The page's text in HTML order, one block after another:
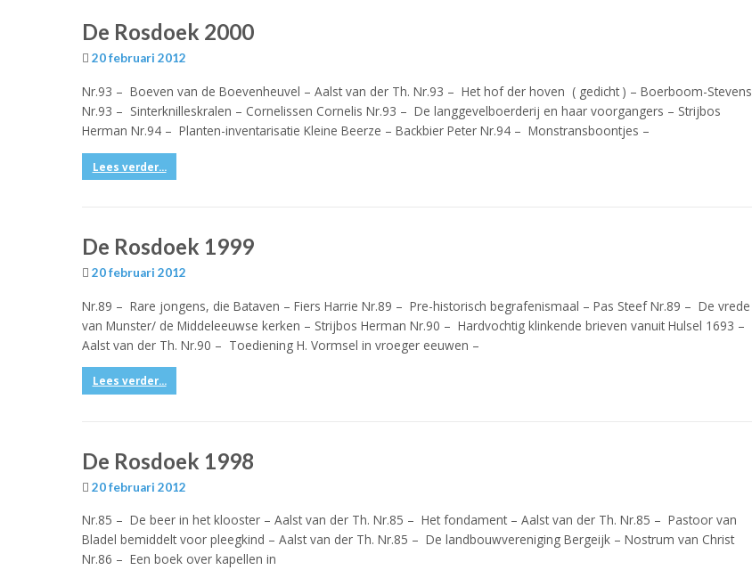
De Rosdoek 2000
20 februari 2012
Nr.93 – Boeven van de Boevenheuvel – Aalst van der Th. Nr.93 – Het hof der hoven ( gedicht ) – Boerboom-Stevens
Nr.93 – Sinterknilleskralen – Cornelissen Cornelis Nr.93 – De langgevelboerderij en haar voorgangers – Strijbos
Herman Nr.94 – Planten-inventarisatie Kleine Beerze – Backbier Peter Nr.94 – Monstransboontjes –
Lees verder...
De Rosdoek 1999
20 februari 2012
Nr.89 – Rare jongens, die Bataven – Fiers Harrie Nr.89 – Pre-historisch begrafenismaal – Pas Steef Nr.89 – De vrede
van Munster/ de Middeleeuwse kerken – Strijbos Herman Nr.90 – Hardvochtig klinkende brieven vanuit Hulsel 1693 –
Aalst van der Th. Nr.90 – Toediening H. Vormsel in vroeger eeuwen –
Lees verder...
De Rosdoek 1998
20 februari 2012
Nr.85 – De beer in het klooster – Aalst van der Th. Nr.85 – Het fondament – Aalst van der Th. Nr.85 – Pastoor van
Bladel bemiddelt voor pleegkind – Aalst van der Th. Nr.85 – De landbouwvereniging Bergeijk – Nostrum van Christ
Nr.86 – Een boek over kapellen in